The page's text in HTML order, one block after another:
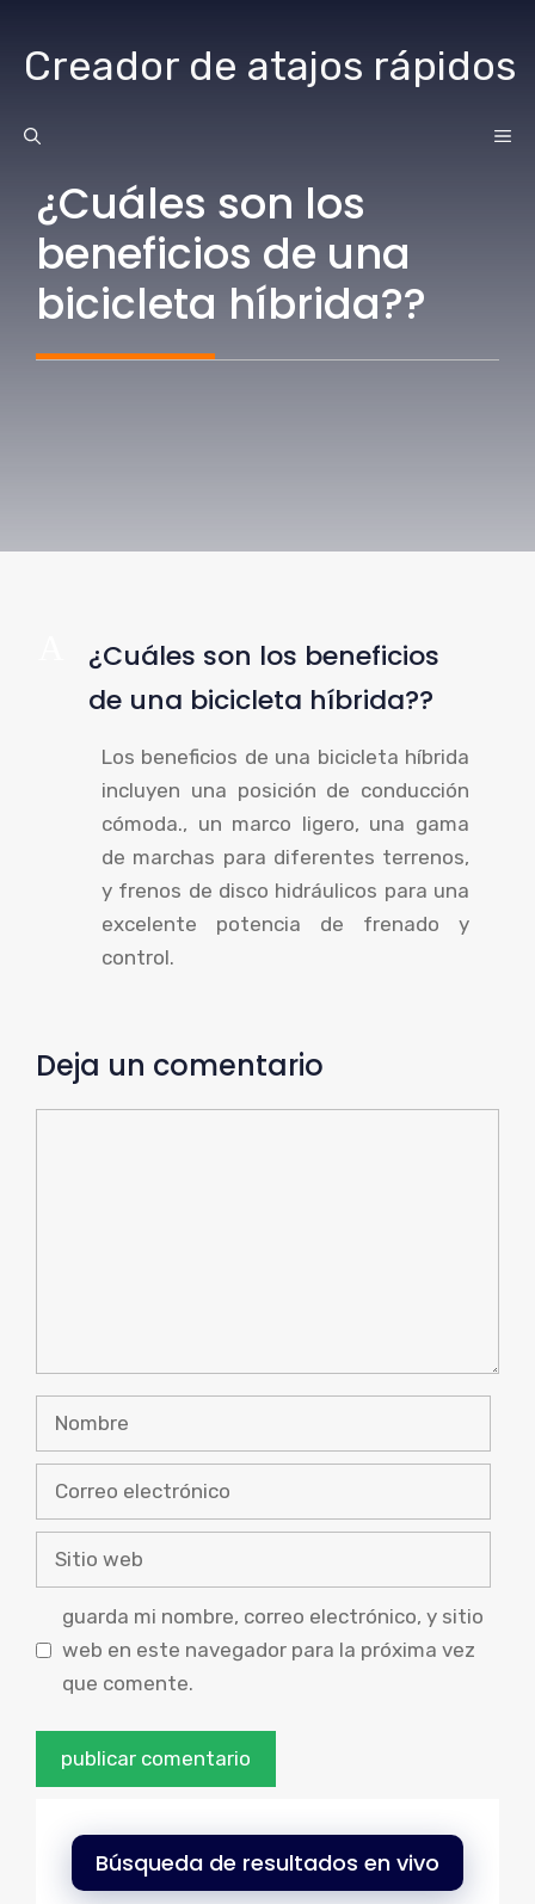
contenido
Creador de atajos rápidos
¿Cuáles son los
beneficios de una
bicicleta híbrida??
¿Cuáles son los beneficios
de una bicicleta híbrida??
Los beneficios de una bicicleta híbrida
incluyen una posición de conducción
cómoda., un marco ligero, una gama
de marchas para diferentes terrenos,
y frenos de disco hidráulicos para una
excelente potencia de frenado y
control.
Deja un comentario
Nombre
Correo
electrónico
Sitio
web
guarda mi nombre, correo electrónico, y sitio
web en este navegador para la próxima vez
que comente.
Búsqueda de resultados en vivo